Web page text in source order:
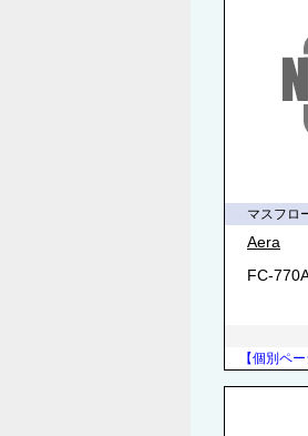
マスフロ
Aera
FC-
【個別ペー